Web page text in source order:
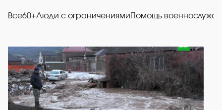
Все60+Люди с ограничениями Помощь